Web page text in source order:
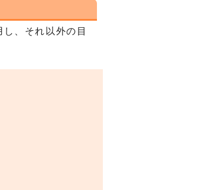
、それ以外の目